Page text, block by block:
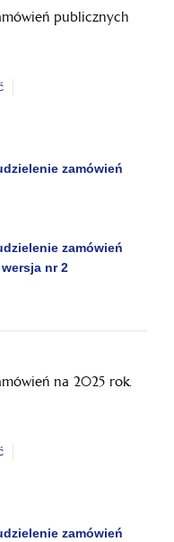
publicznych
zamówień
zamówień
nr 2
na 2025 rok.
zamówień